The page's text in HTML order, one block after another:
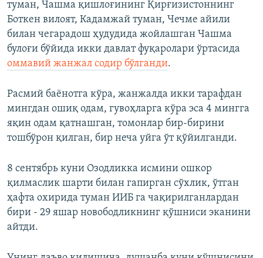
туман, Чашма қишлоғининг Қирғизистоннинг
Боткен вилоят, Кадамжай туман, Чечме айили
билан чегарадош ҳудудида жойлашган Чашма
булоғи бўйида икки давлат фуқаролари ўртасида
оммавий жанжал содир бўлганди.
Расмий баёнотга кўра, жанжалда икки тарафдан
мингдан ошиқ одам, гувоҳларга кўра эса 4 мингга
яқин одам қатнашган, томонлар бир-бирини
тошбўрон қилган, бир неча уйга ўт қўйилганди.
8 сентябрь куни Озодликка исмини ошкор
қилмаслик шарти билан гапирган сўхлик, ўтган
ҳафта охирида туман ИИБ га чақирилганлардан
бири - 29 яшар новободликнинг қўшниси эканини
айтди.